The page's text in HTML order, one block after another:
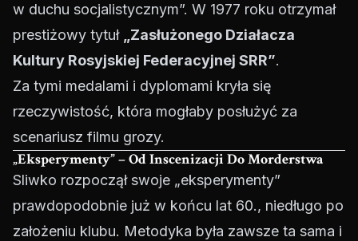
w duchu socjalistycznym”. W 1977 roku otrzymał
prestiżowy tytuł
„Zasłużonego Działacza
Kultury Rosyjskiej Federacyjnej SRR”.
Za tymi medalami i dyplomami kryła się
rzeczywistość, która mogłaby posłużyć za
scenariusz filmu grozy.
„Eksperymenty” – Od Inscenizacji Do Morderstwa
Sliwko rozpoczął swoje „eksperymenty”
prawdopodobnie już w końcu lat 60., niedługo po
założeniu klubu. Metodyka była zawsze ta sama i